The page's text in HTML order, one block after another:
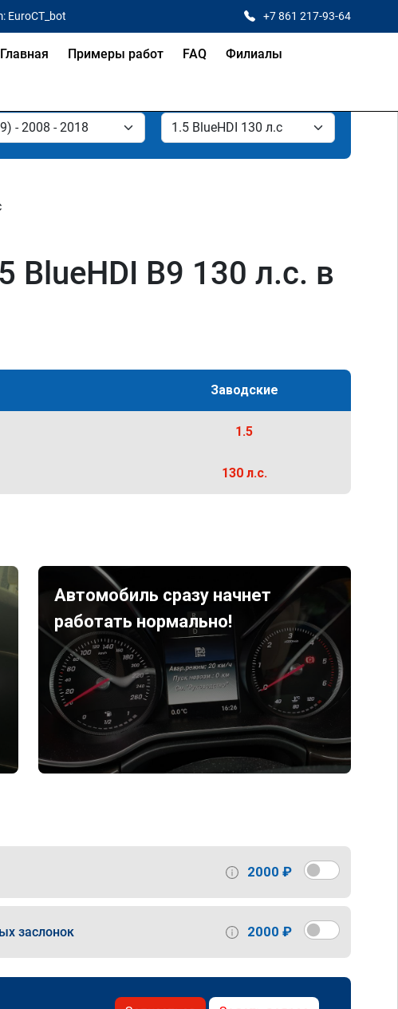
EuroCT_bot +7 861 217-93-64
Главная Примеры работ FAQ Филиалы
B9 130 л.с. в
Заводские
1.5
130 л.с.
Автомобиль сразу начнет
работать нормально!
2000 ₽
заслонок 2000 ₽